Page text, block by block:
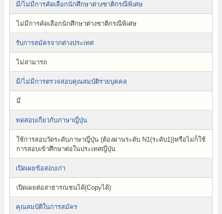
มี/ไม่มีการคัดเลือกนักศึกษาต่างชาติกรณีพิเศษ
ไม่มีการคัดเลือกนักศึกษาต่างชาติกรณีพิเศษ
รับการสมัครจากต่างประเทศ
ไม่สามารถ
มี/ไม่มีการตรวจสอบคุณสมบัติรายบุคคล
มี
ทดสอบเกี่ยวกับภาษาญี่ปุ่น
ใช้การสอบวัดระดับภาษาญี่ปุ่น (ต้องผ่านระดับ N1(ระดับ1))หรือไม่ก็ใช้
การสอบเข้าศึกษาต่อในประเทศญี่ปุ่น
เปิดเผยข้อสอบเก่า
เปิดเผยต่อสาธารณชนได้(Copyได้)
คุณสมบัติในการสมัคร